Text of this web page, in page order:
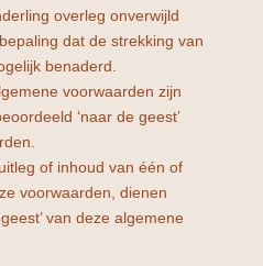
overleg onverwijld
dat de strekking van
benaderd.
voorwaarden zijn
‘naar de geest’
of inhoud van één of
voorwaarden, dienen
van deze algemene